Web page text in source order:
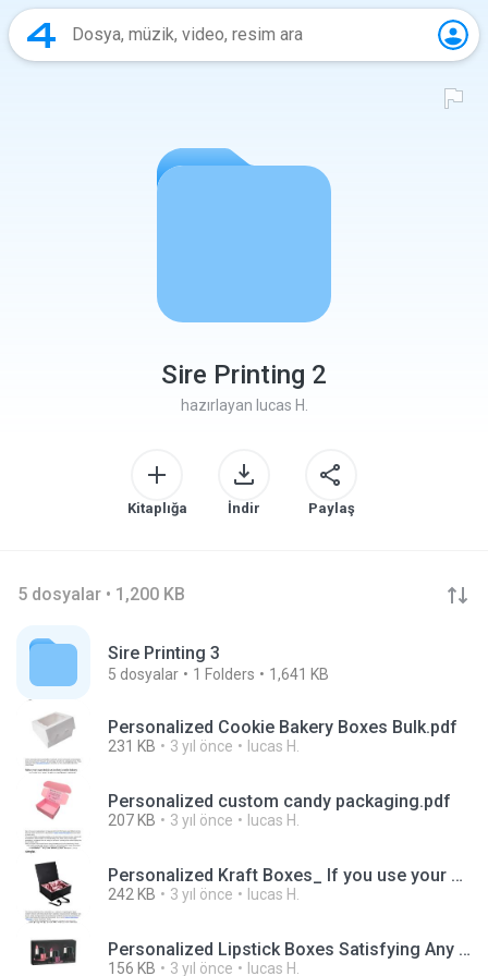
Sire Printing 2
hazırlayan lucas H.
Kitaplığa İndir Paylaş
5 dosyalar • 1,200 KB
Sire Printing 3
5 dosyalar 1 Folders 1,641 KB
Personalized Cookie Bakery Boxes Bulk.pdf
231 KB 3 yıl önce lucas H.
Personalized custom candy packaging.pdf
207 KB 3 yıl önce lucas H.
Personalized Kraft Boxes_ If you use your brain, it's simple..pdf
242 KB 3 yıl önce lucas H.
Personalized Lipstick Boxes Satisfying Any and All Requirements.pdf
156 KB 3 yıl önce lucas H.